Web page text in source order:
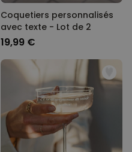
Coquetiers personnalisés
avec texte - Lot de 2
19,99 €